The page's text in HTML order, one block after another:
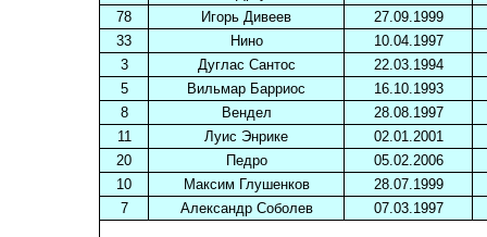
78
Игорь Дивеев
27.09.1999
33
Нино
10.04.1997
3
Дуглас Сантос
22.03.1994
5
Вильмар Барриос
16.10.1993
8
Вендел
28.08.1997
11
Луис Энрике
02.01.2001
20
Педро
05.02.2006
10
Максим Глушенков
28.07.1999
7
Александр Соболев 07.03.1997